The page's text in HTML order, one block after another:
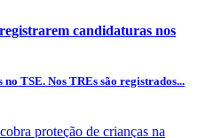
candidaturas nos
TSE. Nos TREs são registrados...